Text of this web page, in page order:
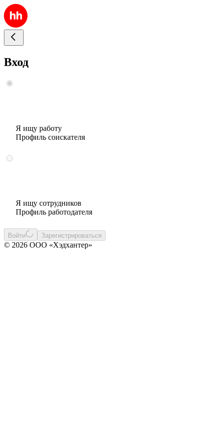
Вход
Я ищу работу
Профиль соискателя
Я ищу сотрудников
Профиль работодателя
Войти Зарегистрироваться
© 2026 ООО «Хэдхантер»